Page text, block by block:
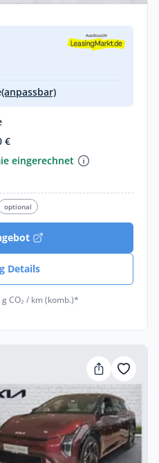
(anpassbar)
€
eingerechnet
optional
Details
g CO₂ / km (komb.)*